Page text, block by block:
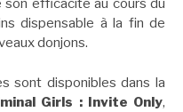
son efficacité au cours du
dispensable à la fin de
donjons.
sont disponibles dans la
Girls : Invite Only,